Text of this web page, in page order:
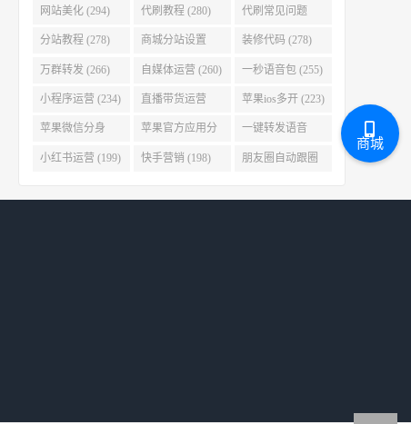
(371) (333) (313)
网站美化 (294) 代刷教程 (280) 代刷常见问题
(280)
分站教程 (278) 商城分站设置
(278)
装修代码 (278)
万群转发 (266) 自媒体运营 (260) 一秒语音包 (255)
小程序运营 (234) 直播带货运营
(227)
苹果ios多开 (223)
苹果微信分身
(223)
苹果官方应用分
身 (219)
一键转发语音
(219)
小红书运营 (199) 快手营销 (198) 朋友圈自动跟圈
商城